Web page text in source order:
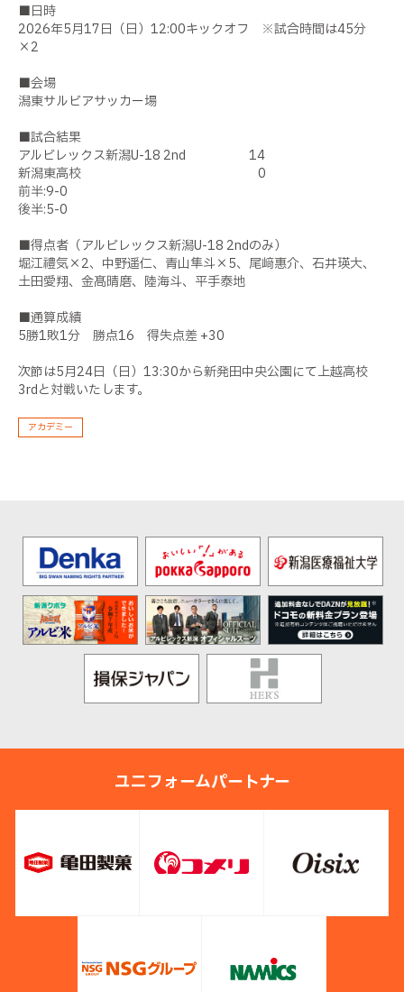
■日時
2026年5月17日（日）12:00キックオフ ※試合時間は45分
×2
■会場
潟東サルビアサッカー場
■試合結果
アルビレックス新潟U-18 2nd 14
新潟東高校 0
前半:9-0
後半:5-0
■得点者（アルビレックス新潟U-18 2ndのみ）
堀江禮気×2、中野遥仁、青山隼斗×5、尾﨑惠介、石井瑛大、
土田愛翔、金髙晴磨、陸海斗、平手泰地
■通算成績
5勝1敗1分 勝点16 得失点差 +30
次節は5月24日（日）13:30から新発田中央公園にて上越高校
3rdと対戦いたします。
アカデミー
ユニフォームパートナー